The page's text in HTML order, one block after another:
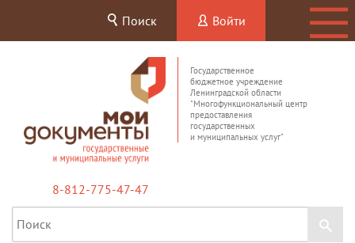
Поиск Войти
Государственное
бюджетное учреждение
Ленинградской области
"Многофункциональный центр
предоставления
государственных
и муниципальных услуг"
8-812-775-47-47